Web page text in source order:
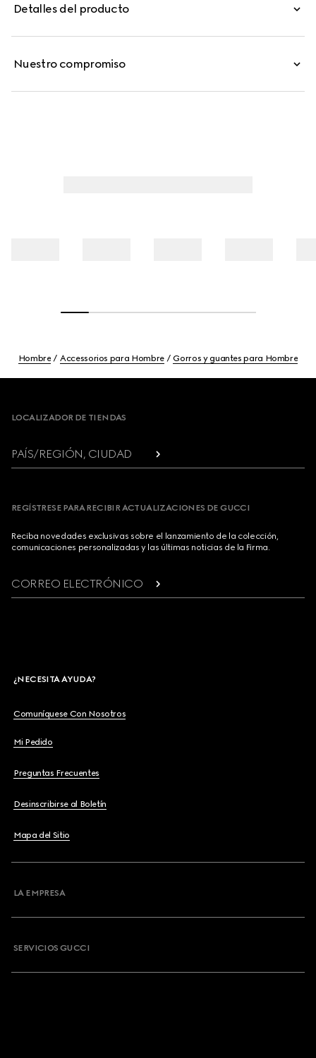
motivo GG en toda la prenda introducido en
una corona sin botones, permitiendo un empacado sin
Detalles del producto
Nuestro compromiso
Hombre Accessorios para Hombre Gorros y guantes para Hombre
LOCALIZADOR DE TIENDAS
PAÍS/REGIÓN, CIUDAD
REGÍSTRESE PARA RECIBIR ACTUALIZACIONES DE GUCCI
Reciba novedades exclusivas sobre el lanzamiento de la colección,
comunicaciones personalizadas y las últimas noticias de la Firma.
CORREO ELECTRÓNICO
¿NECESITA AYUDA?
Comuníquese Con Nosotros
Mi Pedido
Preguntas Frecuentes
Desinscribirse al Boletín
Mapa del Sitio
LA EMPRESA
SERVICIOS GUCCI